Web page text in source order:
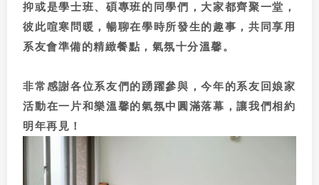
抑或是學士班、碩專班的同學們，大家都齊聚一堂，
彼此喧寒問暖，暢聊在學時所發生的趣事，共同享用
系友會準備的精緻餐點，氣氛十分溫馨。
非常感謝各位系友們的踴躍參與，今年的系友回娘家
活動在一片和樂溫馨的氣氛中圓滿落幕，讓我們相約
明年再見！